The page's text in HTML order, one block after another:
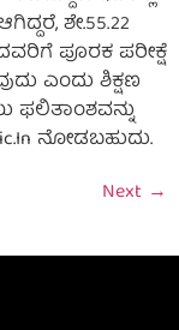
ಶೇ.55.22
ಪೂರಕ ಪರೀಕ್ಷೆ
ಎಂದು ಶಿಕ್ಷಣ
ಫಲಿತಾಂಶವನ್ನು
ನೋಡಬಹುದು.
Next →